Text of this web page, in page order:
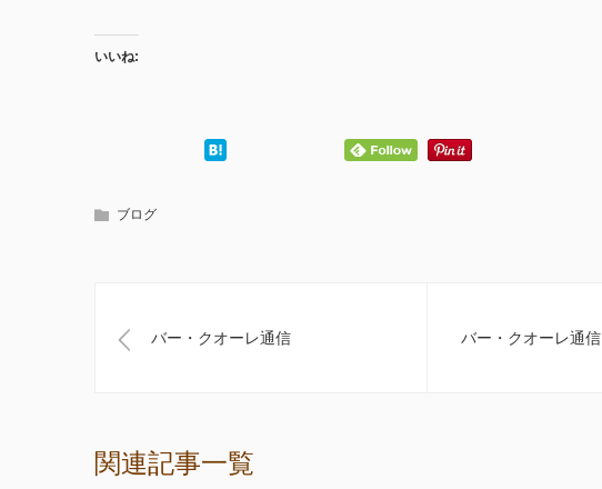
いいね:
ブログ
バー・クオーレ通信 バー・クオーレ通信
関連記事一覧